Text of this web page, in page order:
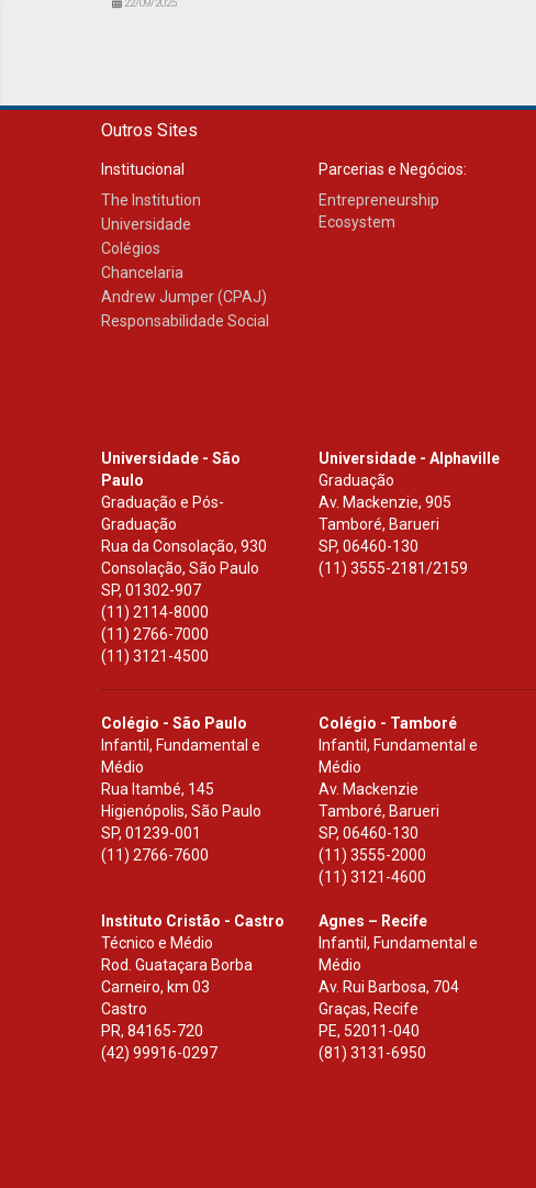
22/09/2025
Outros Sites
Institucional
The Institution
Universidade
Colégios
Chancelaria
Andrew Jumper (CPAJ)
Responsabilidade Social
Parcerias e Negócios:
Entrepreneurship
Ecosystem
Universidade - São
Paulo
Graduação e Pós-
Graduação
Rua da Consolação, 930
Consolação, São Paulo
SP, 01302-907
(11) 2114-8000
(11) 2766-7000
(11) 3121-4500
Universidade - Alphaville
Graduação
Av. Mackenzie, 905
Tamboré, Barueri
SP,06460-130
(11) 3555-2181/2159
Colégio - São Paulo
Infantil, Fundamental e
Médio
Rua Itambé, 145
Higienópolis, São Paulo
SP, 01239-001
(11) 2766-7600
Colégio - Tamboré
Infantil, Fundamental e
Médio
Av. Mackenzie
Tamboré, Barueri
SP,06460-130
(11) 3555-2000
(11) 3121-4600
Instituto Cristão - Castro
Técnico e Médio
Rod. Guataçara Borba
Carneiro, km 03
Castro
PR, 84165-720
(42) 99916-0297
Agnes – Recife
Infantil, Fundamental e
Médio
Av. Rui Barbosa, 704
Graças, Recife
PE, 52011-040
(81) 3131-6950